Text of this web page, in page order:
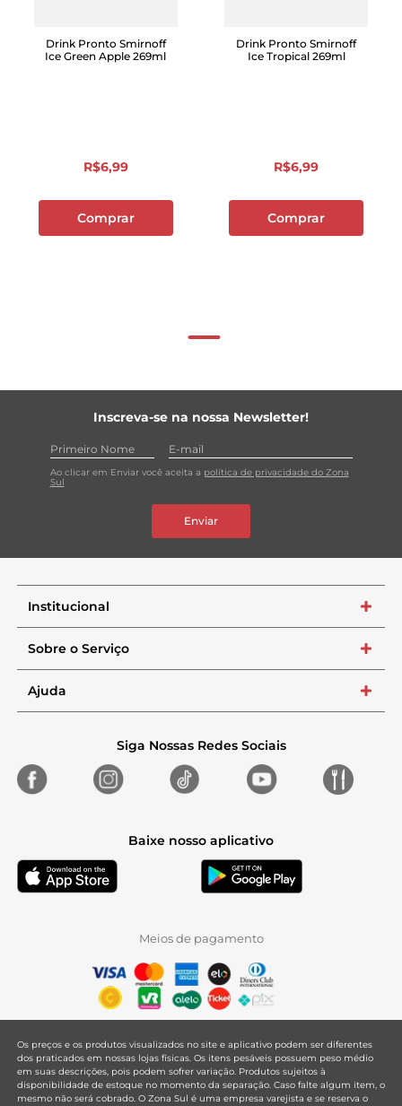
Drink Pronto Smirnoff
Ice Green Apple 269ml
R$6,99
Comprar
Drink Pronto Smirnoff
Ice Tropical 269ml
R$6,99
Comprar
Inscreva-se na nossa Newsletter!
Ao clicar em Enviar você aceita a política de privacidade do Zona
Sul
Enviar
Institucional +
Sobre o Serviço +
Ajuda +
Siga Nossas Redes Sociais
Baixe nosso aplicativo
Meios de pagamento
Os preços e os produtos visualizados no site e aplicativo podem ser diferentes
dos praticados em nossas lojas físicas. Os itens pesáveis possuem peso médio
em suas descrições, pois podem sofrer variação. Produtos sujeitos à
disponibilidade de estoque no momento da separação. Caso falte algum item, o
mesmo não será cobrado. O Zona Sul é uma empresa varejista e se reserva o